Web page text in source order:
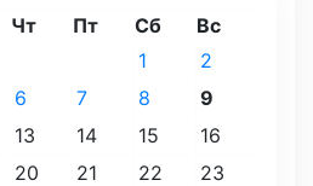
Чт Пт Сб Вс
1
2
6 7 8
9
13 14 15
16
20 21 22
23